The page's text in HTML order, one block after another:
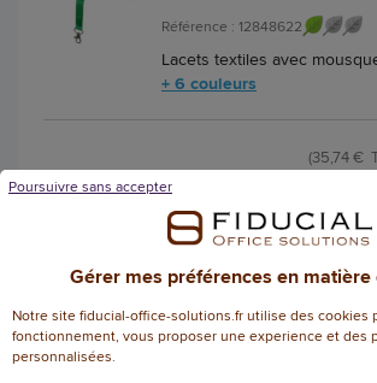
Référence : 12848622
Lacets textiles avec
+ 6 couleurs
(35,74 €
AJOUTER
10 Tour de cou rond noir
Gérer mes préférences en matière
Notre site fiducial-office-solutions.fr utilise des cookies
fonctionnement, vous proposer une experience et des
personnalisées.
Poursuivre sans accepter